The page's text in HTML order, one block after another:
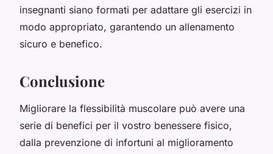
insegnanti siano formati per adattare gli esercizi in
modo appropriato, garantendo un allenamento
sicuro e benefico.
Conclusione
Migliorare la flessibilità muscolare può avere una
serie di benefici per il vostro benessere fisico,
dalla prevenzione di infortuni al miglioramento